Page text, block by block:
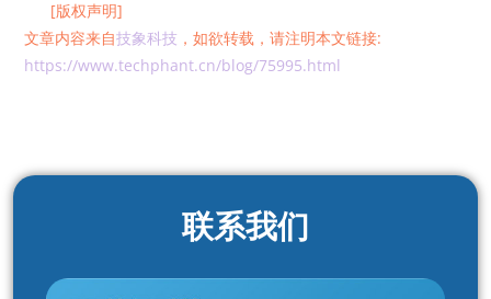
[版权声明]
文章内容来自技象科技 ，如欲转载，请注明本文链接:
https://www.techphant.cn/blog/75995.html
联系我们